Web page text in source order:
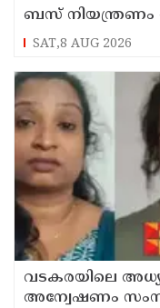
ബസ് നിയന്ത്രണം
ഡ്രൈവര്‍ക്കും
SAT,8 AUG 2026
വടകരയിലെ
അന്വേഷണം